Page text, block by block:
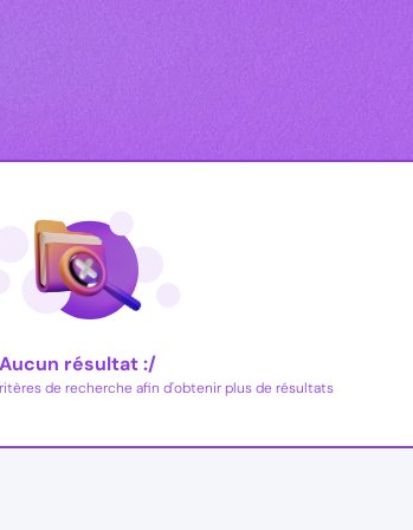
Aucun résultat :/
de recherche afin d'obtenir plus de résultats